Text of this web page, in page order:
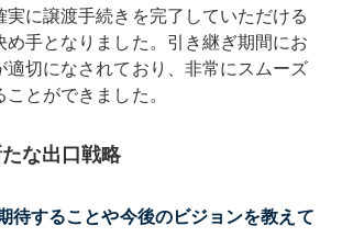
実に譲渡手続きを完了していただける
め手となりました。引き継ぎ期間にお
適切になされており、非常にスムーズ
とができました。
な出口戦略
することや今後のビジョンを教えて